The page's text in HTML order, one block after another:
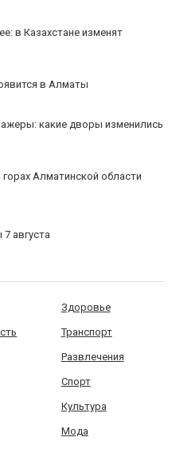
в Казахстане изменят
в Алматы
какие дворы изменились
Алматинской области
августа
Здоровье
Транспорт
Развлечения
Спорт
Культура
Мода